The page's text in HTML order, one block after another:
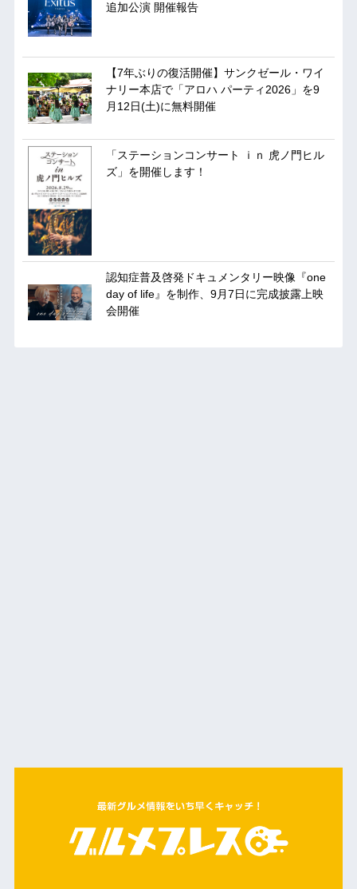
追加公演 開催報告
【7年ぶりの復活開催】サンクゼール・ワイ
ナリー本店で「アロハ パーティ2026」を9
月12日(土)に無料開催
「ステーションコンサート ｉｎ 虎ノ門ヒル
ズ」を開催します！
認知症普及啓発ドキュメンタリー映像『one
day of life』を制作、9月7日に完成披露上映
会開催